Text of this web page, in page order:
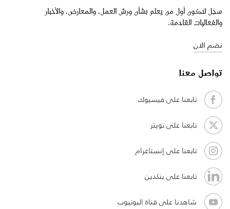
سجّل لتكون أول من يعلم بشأن ورش العمل، والمعارض، والأخبار
والفعاليات القادمة.
نضم الان
تواصل معنا
تابعنا على فيسبوك
تابعنا على تويتر
تابعنا على إنستاغرام
تابعنا على ينكدين
شاهدنا على قناة اليوتيوب